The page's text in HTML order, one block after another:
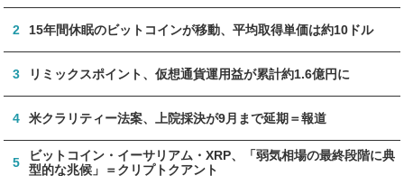
2 15年間休眠のビットコインが移動、平均取得単価は約10ドル
3 リミックスポイント、仮想通貨運用益が累計約1.6億円に
4 米クラリティー法案、上院採決が9月まで延期＝報道
5
ビットコイン・イーサリアム・XRP、「弱気相場の最終段階に典
型的な兆候」＝クリプトクアント